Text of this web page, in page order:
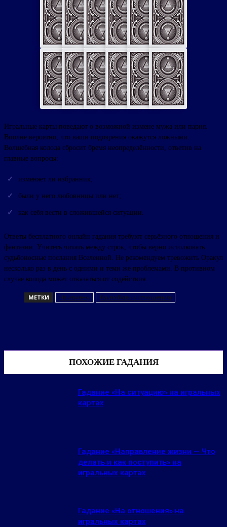
Игральные карты поведают о возможной измене мужа или парня.
Вполне вероятно, что ваши подозрения окажутся ложными.
Волшебная колода сбросит бремя неопределённости, ответив на
главные вопросы:
изменяет ли избранник;
были у него любовницы или нет;
как себя вести в сложившейся ситуации.
Ответы бесплатного онлайн гадания требуют серьёзного отношения и
фантазии. Учитесь читать между строк, чтобы верно истолковать
судьбоносные послания Вселенной. Не рекомендуем тревожить Оракул
несколько раз в день с одними и теми же проблемами. В противном
случае колода может отказаться от содействия.
МЕТКИ На измену На любовь и отношения
ПОХОЖИЕ ГАДАНИЯ
Гадание «На ситуацию» на игральных
картах
Гадание «Направление жизни — Что
делать и как поступить» на
игральных картах
Гадание «На отношения» на
игральных картах